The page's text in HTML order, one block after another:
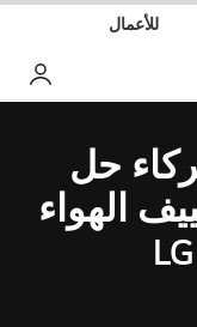
للأعمال
حل
الهواء